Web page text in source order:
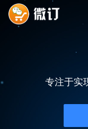
专注于实